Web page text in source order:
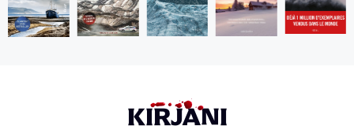
KIRJANI